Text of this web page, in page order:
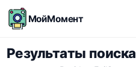
МойМомент
Результаты поиска